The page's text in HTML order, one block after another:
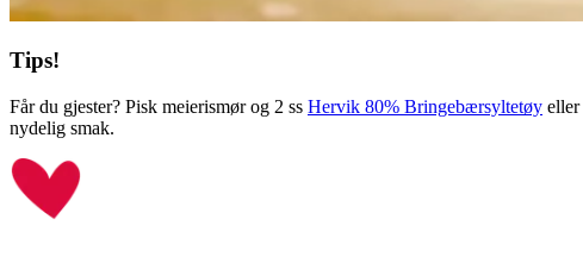
Tips!
Får du gjester? Pisk meierismør og 2 ss Hervik 80% Bringebærsyltetøy eller
nydelig smak.